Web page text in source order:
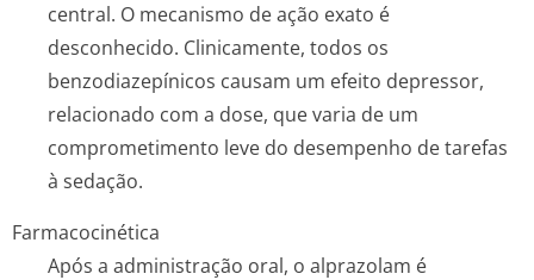
central. O mecanismo de ação exato é
desconhecido. Clinicamente, todos os
benzodiazepínicos causam um efeito depressor,
relacionado com a dose, que varia de um
comprometimento leve do desempenho de tarefas
à sedação.
Farmacocinética
Após a administração oral, o alprazolam é